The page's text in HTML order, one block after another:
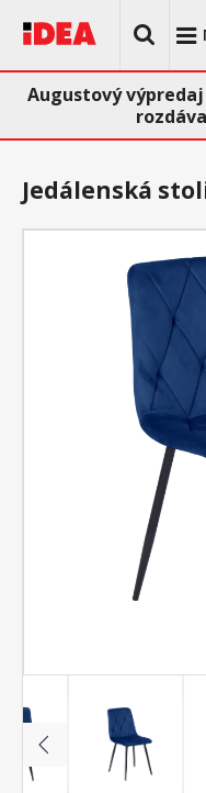
Augustový
Jedálenská